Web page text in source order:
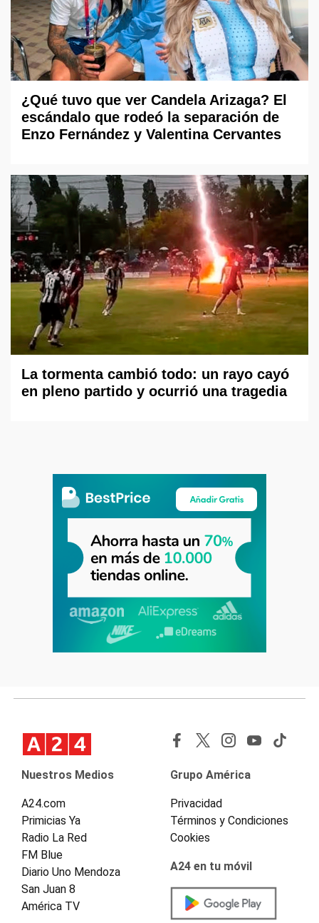
¿Qué tuvo que ver Candela Arizaga? El
escándalo que rodeó la separación de
Enzo Fernández y Valentina Cervantes
La tormenta cambió todo: un rayo cayó
en pleno partido y ocurrió una tragedia
Nuestros Medios
A24.com
Primicias Ya
Radio La Red
FM Blue
Diario Uno Mendoza
San Juan 8
América TV
Grupo América
Privacidad
Términos y Condiciones
Cookies
A24 en tu móvil